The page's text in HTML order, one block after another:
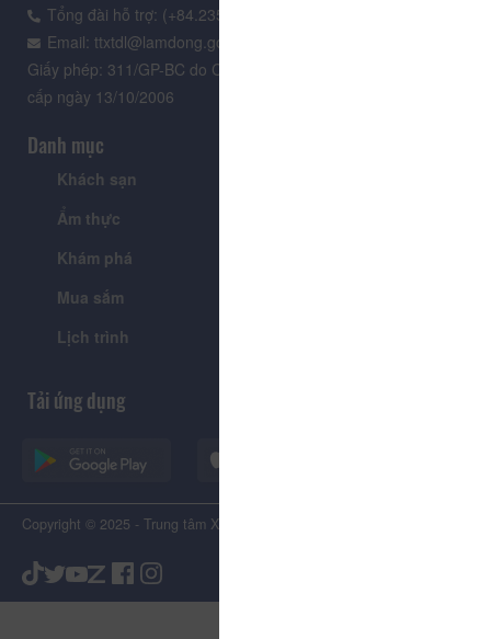
Tổng đài hỗ trợ: (+84.235) 3.916.961
Email: ttxtdl@lamdong.gov.vn
Giấy phép: 311/GP-BC do Cục Báo chí - Bộ Văn hóa Thông tin
cấp ngày 13/10/2006
Danh mục
Khách sạn
Ẩm thực
Khám phá
Mua sắm
Lịch trình
Tải ứng dụng
Copyright © 2025 - Trung tâm Xúc tiến Du lịch Tỉnh Lâm Đồng